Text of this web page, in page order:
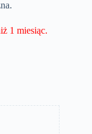
1 miesiąc.